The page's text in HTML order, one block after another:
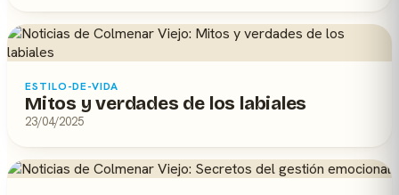
ESTILO-DE-VIDA
Mitos y verdades de los labiales
23/04/2025